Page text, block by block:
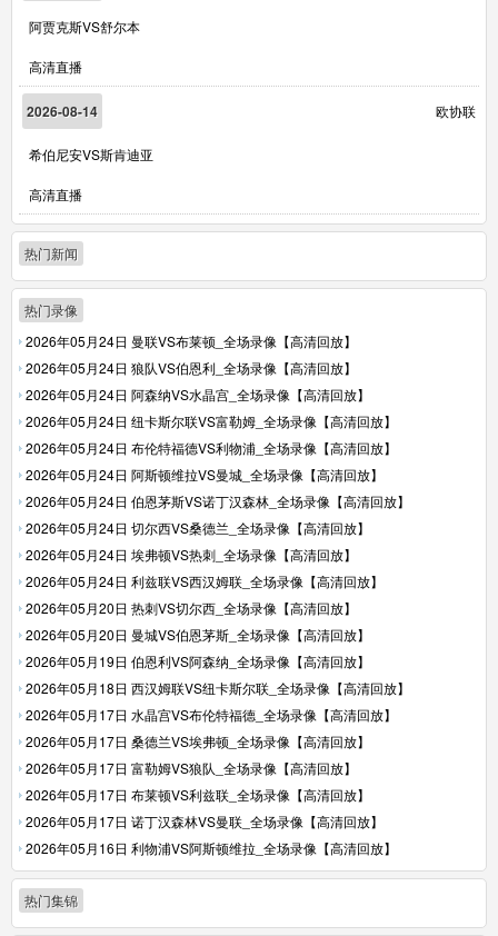
阿贾克斯VS舒尔本
高清直播
2026-08-14 欧协联
希伯尼安VS斯肯迪亚
高清直播
热门新闻
热门录像
2026年05月24日 曼联VS布莱顿_全场录像【高清回放】
2026年05月24日 狼队VS伯恩利_全场录像【高清回放】
2026年05月24日 阿森纳VS水晶宫_全场录像【高清回放】
2026年05月24日 纽卡斯尔联VS富勒姆_全场录像【高清回放】
2026年05月24日 布伦特福德VS利物浦_全场录像【高清回放】
2026年05月24日 阿斯顿维拉VS曼城_全场录像【高清回放】
2026年05月24日 伯恩茅斯VS诺丁汉森林_全场录像【高清回放】
2026年05月24日 切尔西VS桑德兰_全场录像【高清回放】
2026年05月24日 埃弗顿VS热刺_全场录像【高清回放】
2026年05月24日 利兹联VS西汉姆联_全场录像【高清回放】
2026年05月20日 热刺VS切尔西_全场录像【高清回放】
2026年05月20日 曼城VS伯恩茅斯_全场录像【高清回放】
2026年05月19日 伯恩利VS阿森纳_全场录像【高清回放】
2026年05月18日 西汉姆联VS纽卡斯尔联_全场录像【高清回放】
2026年05月17日 水晶宫VS布伦特福德_全场录像【高清回放】
2026年05月17日 桑德兰VS埃弗顿_全场录像【高清回放】
2026年05月17日 富勒姆VS狼队_全场录像【高清回放】
2026年05月17日 布莱顿VS利兹联_全场录像【高清回放】
2026年05月17日 诺丁汉森林VS曼联_全场录像【高清回放】
2026年05月16日 利物浦VS阿斯顿维拉_全场录像【高清回放】
热门集锦